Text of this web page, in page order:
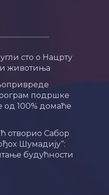
сто о Нацрту
животиња
подршке
100% домаће
отворио Сабор
Шумадију“:
будућности